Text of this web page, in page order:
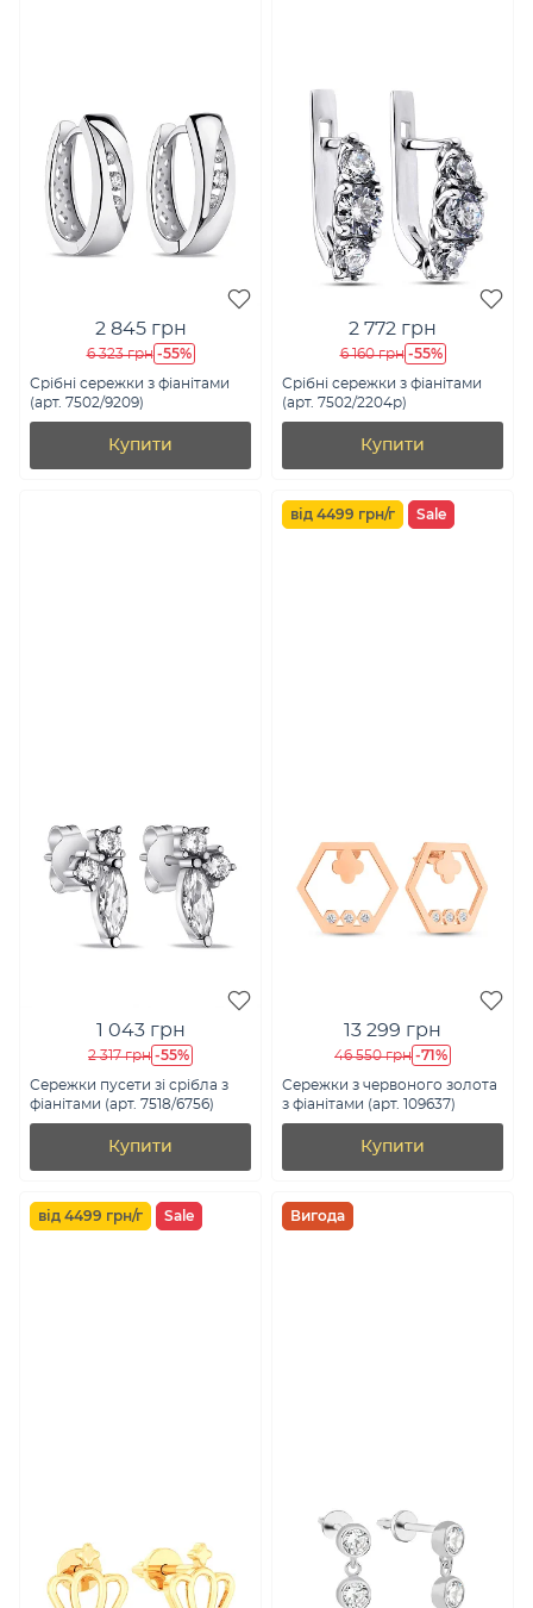
2 845 грн
6 323 грн -55%
Срібні сережки з фіанітами
(арт. 7502/9209)
Купити
2 772 грн
6 160 грн -55%
Срібні сережки з фіанітами
(арт. 7502/2204р)
Купити
1 043 грн
2 317 грн -55%
Сережки пусети зі срібла з
фіанітами (арт. 7518/6756)
Купити
від 4499 грн/г Sale
13 299 грн
46 550 грн -71%
Сережки з червоного золота
з фіанітами (арт. 109637)
Купити
від 4499 грн/г Sale Вигода